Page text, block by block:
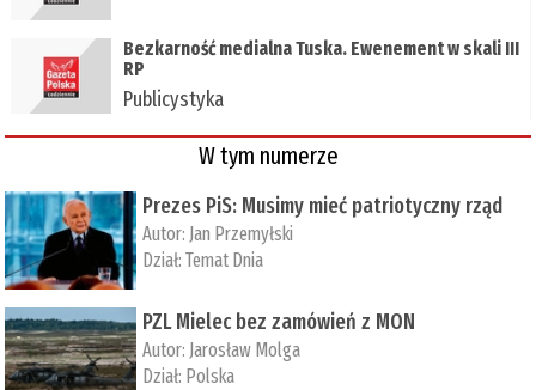
Bezkarność medialna Tuska. Ewenement w skali III
RP
Publicystyka
W tym numerze
Prezes PiS: Musimy mieć patriotyczny rząd
Autor: Jan Przemyłski
Dział:Temat Dnia
PZL Mielec bez zamówień z MON
Autor: Jarosław Molga
Dział: Polska